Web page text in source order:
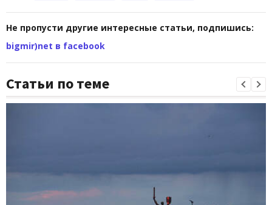
Не пропусти другие интересные статьи, подпишись:
bigmir)net в facebook
Статьи по теме